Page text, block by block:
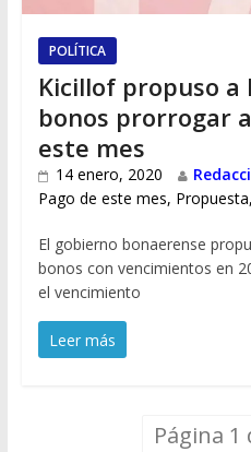
POLÍTICA
Kicillof propuso a
bonos prorrogar
este mes
14 enero, 2020
Pago de este mes, Propuesta,
El gobierno bonaerense
bonos con vencimientos en
el vencimiento
Leer más
Página 1